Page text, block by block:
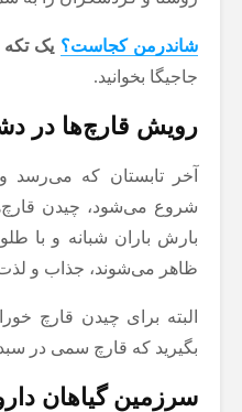
شاندرمن کجاست؟ یک تکه
جاجیگا بخوانید.
رویش قارچ‌ها در
آخر تابستان که می‌رسد
شروع می‌شود، چیدن
بارش باران شبانه و با
ظاهر می‌شوند، جذاب و
البته برای چیدن قارچ
بگیرید که قارچ سمی در
سرزمین گیاهان